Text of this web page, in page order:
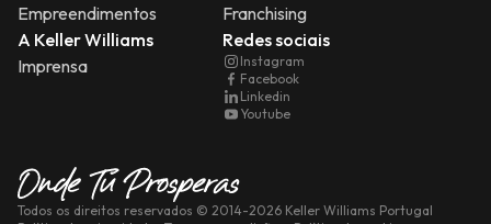
Empreendimentos
Franchising
A Keller Williams
Imprensa
Redes sociais
Instagram
Facebook
Linkedin
Youtube
Todos os direitos reservados © 2014-2026 Keller Williams Portugal